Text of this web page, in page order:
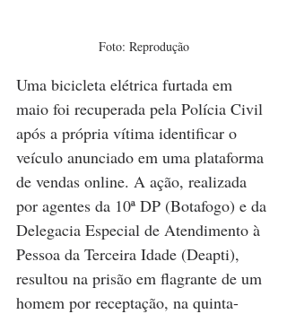
Foto: Reprodução
Uma bicicleta elétrica furtada em
maio foi recuperada pela Polícia Civil
após a própria vítima identificar o
veículo anunciado em uma plataforma
de vendas online. A ação, realizada
por agentes da 10ª DP (Botafogo) e da
Delegacia Especial de Atendimento à
Pessoa da Terceira Idade (Deapti),
resultou na prisão em flagrante de um
homem por receptação, na quinta-